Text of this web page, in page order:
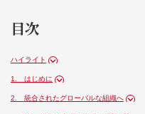
目次
ハイライト
1. はじめに
2. 統合されたグローバルな組織へ